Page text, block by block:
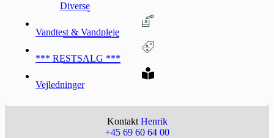
Diverse
Vandtest & Vandpleje
*** RESTSALG ***
Vejledninger
Kontakt Henrik
+45 69 60 64 00